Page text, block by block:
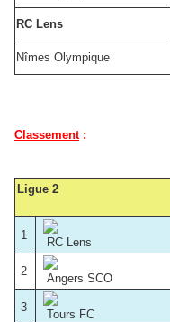
RC Lens
Nîmes Olympique
Classement:
Ligue 2
1
RC Lens
2
Angers SCO
3
Tours FC